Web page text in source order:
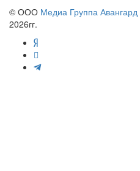
© ООО Медиа Группа Авангард
2026гг.